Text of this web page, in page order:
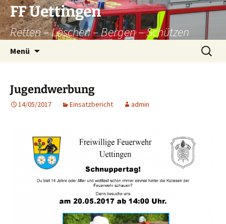
Zum
Inhalt
springen
FF Uettingen
Retten – Löschen – Bergen – Schützen
Menü
Suchen
nach:
Jugendwerbung
14/05/2017 Einsatzbericht admin